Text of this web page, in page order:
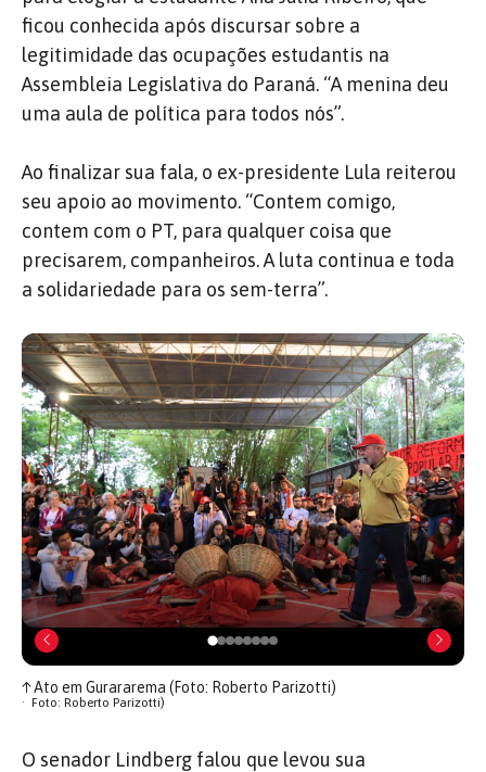
ficou conhecida após discursar sobre a
legitimidade das ocupações estudantis na
Assembleia Legislativa do Paraná. “A menina deu
uma aula de política para todos nós”.
Ao finalizar sua fala, o ex-presidente Lula reiterou
seu apoio ao movimento. “Contem comigo,
contem com o PT, para qualquer coisa que
precisarem, companheiros. A luta continua e toda
a solidariedade para os sem-terra”.
↑Ato em Gurararema (Foto: Roberto Parizotti)
Foto: Roberto Parizotti)
O senador Lindberg falou que levou sua